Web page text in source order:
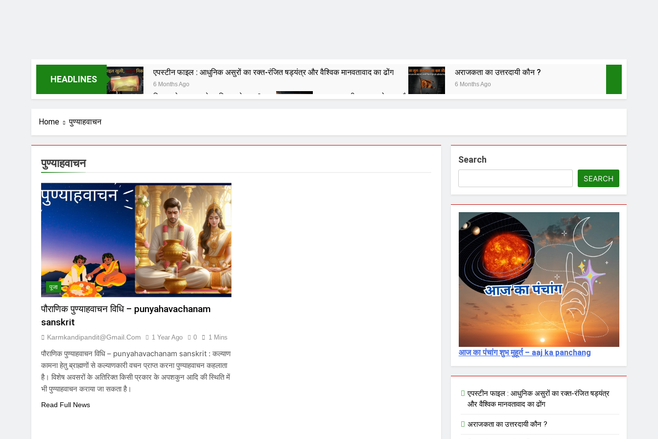
HEADLINES
एपस्टीन फाइल : आधुनिक असुरों का रक्त-रंजित षड्यंत्र और वैश्विक मानवतावाद का ढोंग
6 Months Ago
अराजकता का उत्तरदायी कौन ?
6 Months Ago
हिसाब तो चुकता करेगा; फिर आगे क्या ? भगवा का नीलान्तरण हो गया और पता ही नहीं चला
विकास की वेदी पर अस्तित्व की आहुति: क्या २०४७ का भारत केवल एक जलता हुआ खंडहर होगा?
7 Months Ago
आक्रांताओं से अत्याचारी सरकार – सनातन पर घनघोर प्रहार
हम संविधान के लिये नहीं बने हैं, संविधान हमारे लिये है – संविधान हमारा निर्माता नहीं, निर्मित संविदा है
7 Months Ago
संविधान, लोकतंत्र, स्वतंत्रता, समानता का अनर्थ – रसातल जाता समाज
7 Months Ago
Home पुण्याहवाचन
पुण्याहवाचन
पूजा
पौराणिक पुण्याहवाचन विधि – punyahavachanam
sanskrit
Karmkandipandit@gmail.com 1 Year Ago 0 1 Mins
पौराणिक पुण्याहवाचन विधि – punyahavachanam sanskrit : कल्याण
कामना हेतु ब्राह्मणों से कल्याणकारी वचन प्राप्त करना पुण्याहवाचन कहलाता
है। विशेष अवसरों के अतिरिक्त किसी प्रकार के अपशकुन आदि की स्थिति में
भी पुण्याहवाचन कराया जा सकता है।
Read Full News
Search
SEARCH
आज का पंचांग शुभ मुहूर्त – aaj ka panchang
एपस्टीन फाइल : आधुनिक असुरों का रक्त-रंजित षड्यंत्र
और वैश्विक मानवतावाद का ढोंग
अराजकता का उत्तरदायी कौन ?